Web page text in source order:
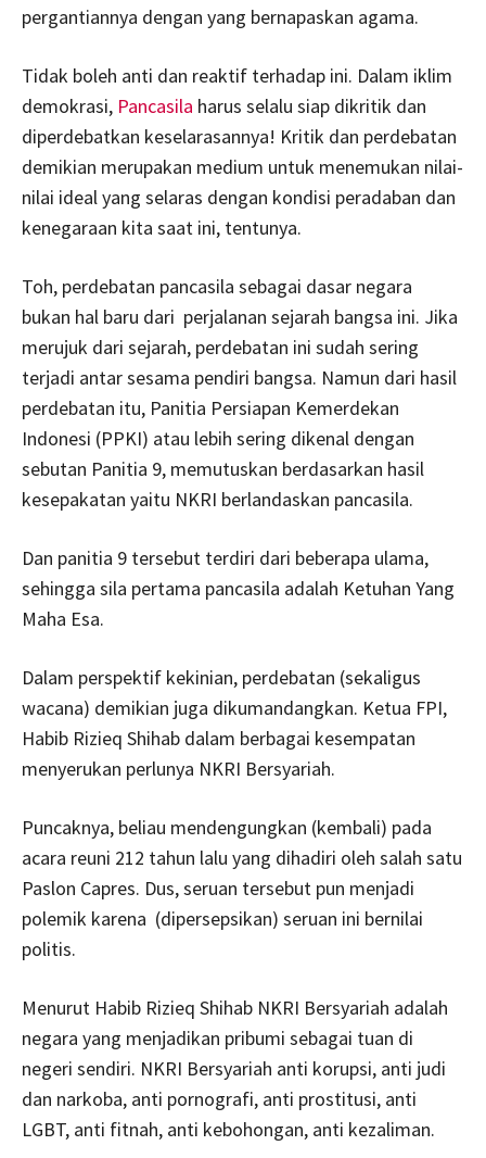
pergantiannya dengan yang bernapaskan agama.
Tidak boleh anti dan reaktif terhadap ini. Dalam iklim
demokrasi, Pancasila harus selalu siap dikritik dan
diperdebatkan keselarasannya! Kritik dan perdebatan
demikian merupakan medium untuk menemukan nilai-
nilai ideal yang selaras dengan kondisi peradaban dan
kenegaraan kita saat ini, tentunya.
Toh, perdebatan pancasila sebagai dasar negara
bukan hal baru dari perjalanan sejarah bangsa ini. Jika
merujuk dari sejarah, perdebatan ini sudah sering
terjadi antar sesama pendiri bangsa. Namun dari hasil
perdebatan itu, Panitia Persiapan Kemerdekan
Indonesi (PPKI) atau lebih sering dikenal dengan
sebutan Panitia 9, memutuskan berdasarkan hasil
kesepakatan yaitu NKRI berlandaskan pancasila.
Dan panitia 9 tersebut terdiri dari beberapa ulama,
sehingga sila pertama pancasila adalah Ketuhan Yang
Maha Esa.
Dalam perspektif kekinian, perdebatan (sekaligus
wacana) demikian juga dikumandangkan. Ketua FPI,
Habib Rizieq Shihab dalam berbagai kesempatan
menyerukan perlunya NKRI Bersyariah.
Puncaknya, beliau mendengungkan (kembali) pada
acara reuni 212 tahun lalu yang dihadiri oleh salah satu
Paslon Capres. Dus, seruan tersebut pun menjadi
polemik karena (dipersepsikan) seruan ini bernilai
politis.
Menurut Habib Rizieq Shihab NKRI Bersyariah adalah
negara yang menjadikan pribumi sebagai tuan di
negeri sendiri. NKRI Bersyariah anti korupsi, anti judi
dan narkoba, anti pornografi, anti prostitusi, anti
LGBT, anti fitnah, anti kebohongan, anti kezaliman.